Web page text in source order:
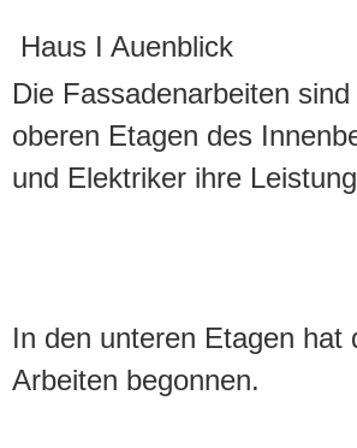
Haus I Auenblick
Die Fassadenarbeiten
oberen Etagen des
und Elektriker ihre
In den unteren Etagen hat
Arbeiten begonnen.